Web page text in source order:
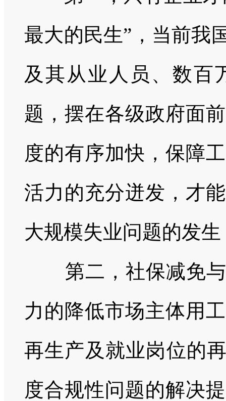
最大的民生”，当前我
及其从业人员、数百
题，摆在各级政府面
度的有序加快，保障
活力的充分迸发，才
大规模失业问题的发
第二，社保减免与
力的降低市场主体用
再生产及就业岗位的
度合规性问题的解决